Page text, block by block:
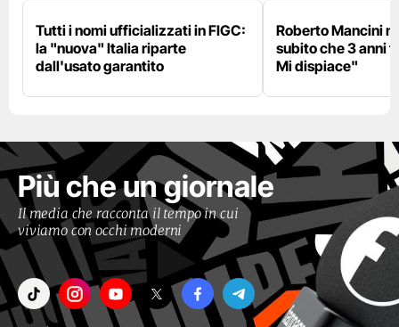
Tutti i nomi ufficializzati in FIGC:
la "nuova" Italia riparte
dall'usato garantito
Roberto Mancini
subito che 3 anni
Mi dispiace"
Più che un giornale
Il media che racconta il tempo in cui
viviamo con occhi moderni